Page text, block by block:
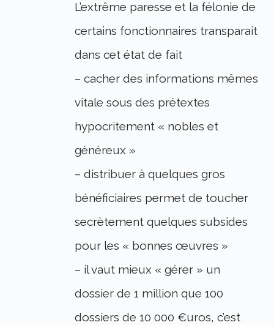
L’extrême paresse et la félonie de
certains fonctionnaires transparait
dans cet état de fait
– cacher des informations mêmes
vitale sous des prétextes
hypocritement « nobles et
généreux »
– distribuer à quelques gros
bénéficiaires permet de toucher
secrètement quelques subsides
pour les « bonnes œuvres »
– il vaut mieux « gérer » un
dossier de 1 million que 100
dossiers de 10 000 €uros, c’est